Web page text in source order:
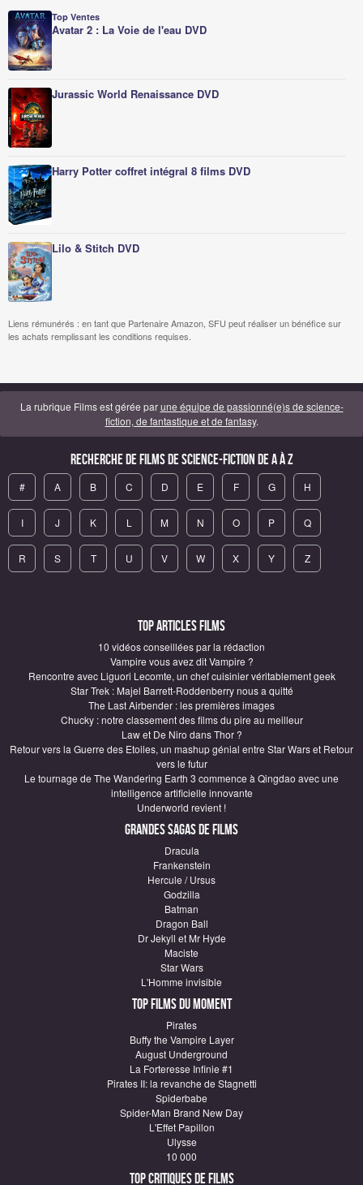
Top Ventes
Avatar 2 : La Voie de l'eau DVD
Jurassic World Renaissance DVD
Harry Potter coffret intégral 8 films DVD
Lilo & Stitch DVD
Liens rémunérés : en tant que Partenaire Amazon, SFU peut réaliser un bénéfice sur
les achats remplissant les conditions requises.
La rubrique Films est gérée parune équipe de passionné(e)s de science-
fiction, de fantastique et de fantasy.
Recherche de Films de science-fiction de A à Z
# A B C D E F G H
I J K L M N O P Q
R S T U V W X Y Z
Top articles Films
10 vidéos conseillées par la rédaction
Vampire vous avez dit Vampire ?
Rencontre avec Liguori Lecomte, un chef cuisinier véritablement geek
Star Trek : Majel Barrett-Roddenberry nous a quitté
The Last Airbender : les premières images
Chucky : notre classement des films du pire au meilleur
Law et De Niro dans Thor ?
Retour vers la Guerre des Etoiles, un mashup génial entre Star Wars et Retour
vers le futur
Le tournage de The Wandering Earth 3 commence à Qingdao avec une
intelligence artificielle innovante
Underworld revient !
Grandes sagas de Films
Dracula
Frankenstein
Hercule / Ursus
Godzilla
Batman
Dragon Ball
Dr Jekyll et Mr Hyde
Maciste
Star Wars
L'Homme invisible
Top Films du moment
Pirates
Buffy the Vampire Layer
August Underground
La Forteresse Infinie #1
Pirates II: la revanche de Stagnetti
Spiderbabe
Spider-Man Brand New Day
L'Effet Papillon
Ulysse
10 000
Top critiques de Films